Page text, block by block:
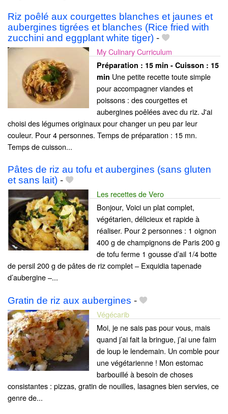
Riz poêlé aux courgettes blanches et jaunes et
aubergines tigrées et blanches (Rice fried with
zucchini and eggplant white tiger) -
My Culinary Curriculum
Préparation : 15 min - Cuisson : 15
min Une petite recette toute simple
pour accompagner viandes et
poissons : des courgettes et
aubergines poêlées avec du riz. J'ai
choisi des légumes originaux pour changer un peu par leur
couleur. Pour 4 personnes. Temps de préparation : 15 mn.
Temps de cuisson...
Pâtes de riz au tofu et aubergines (sans gluten
et sans lait) -
Les recettes de Vero
Bonjour, Voici un plat complet,
végétarien, délicieux et rapide à
réaliser. Pour 2 personnes : 1 oignon
400 g de champignons de Paris 200 g
de tofu ferme 1 gousse d’ail 1/4 botte
de persil 200 g de pâtes de riz complet – Exquidia tapenade
d’aubergine –...
Gratin de riz aux aubergines -
Végécarib
Moi, je ne sais pas pour vous, mais
quand j’ai fait la bringue, j’ai une faim
de loup le lendemain. Un comble pour
une végétarienne ! Mon estomac
barbouillé à besoin de choses
consistantes : pizzas, gratin de nouilles, lasagnes bien servies, ce
genre de...